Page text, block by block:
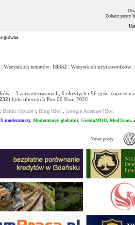
Zobacz posty
główna
| Wszystkich tematów: 18352 | Wszystkich użytkowników:
:: 3 zarejestrowanych, 0 ukrytych i 96 gości (oparte
) było obecnych Pon 06 Kwi, 2026
Baidu [Spider] Bing [Bot] Google Adsense [Bot]
moderatorzy, Moderatorzy globalni, GiełdaMOD, ModTeam,
Nowe posty